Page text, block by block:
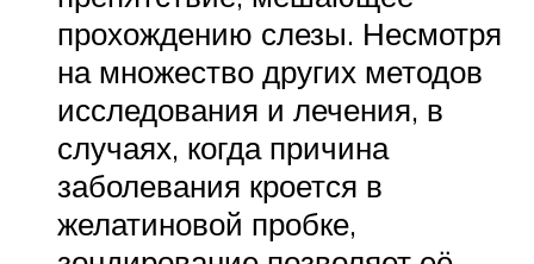
прохождению слезы. Несмотря
на множество других методов
исследования и лечения, в
случаях, когда причина
заболевания кроется в
желатиновой пробке,